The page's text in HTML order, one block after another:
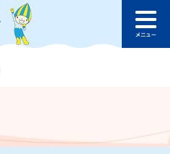
このページの本文へ
ュ